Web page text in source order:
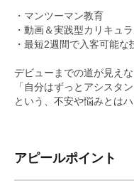
・マンツーマン教育
・動画＆実践型カリキュ
・最短2週間で入客可能な
デビューまでの道が見えな
「自分はずっとアシスタ
という、不安や悩みとは
アピールポイント